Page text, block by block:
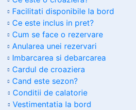
Facilitati disponibile la bord
Ce este inclus in pret?
Cum se face o rezervare
Anularea unei rezervari
Imbarcarea si debarcarea
Cardul de croaziera
Cand este sezon?
Conditii de calatorie
Vestimentatia la bord